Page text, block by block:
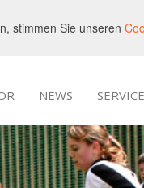
stimmen Sie unseren
NEWS SERVICE